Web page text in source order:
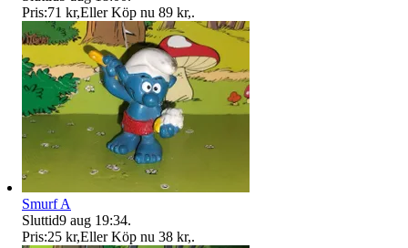
Pris:71 kr,Eller Köp nu 89 kr,.
Smurf A
Sluttid9 aug 19:34.
Pris:25 kr,Eller Köp nu 38 kr,.